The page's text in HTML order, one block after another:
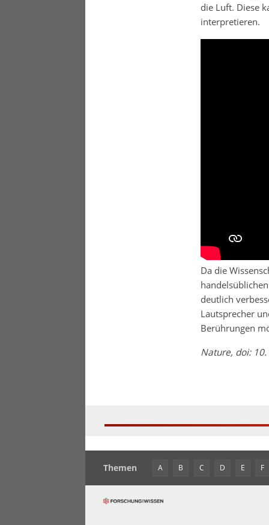
die Luft. Diese
interpretieren.
Da die
deutlich
Lautsprecher
Berührungen
Nature, doi:
Themen A B C D E F